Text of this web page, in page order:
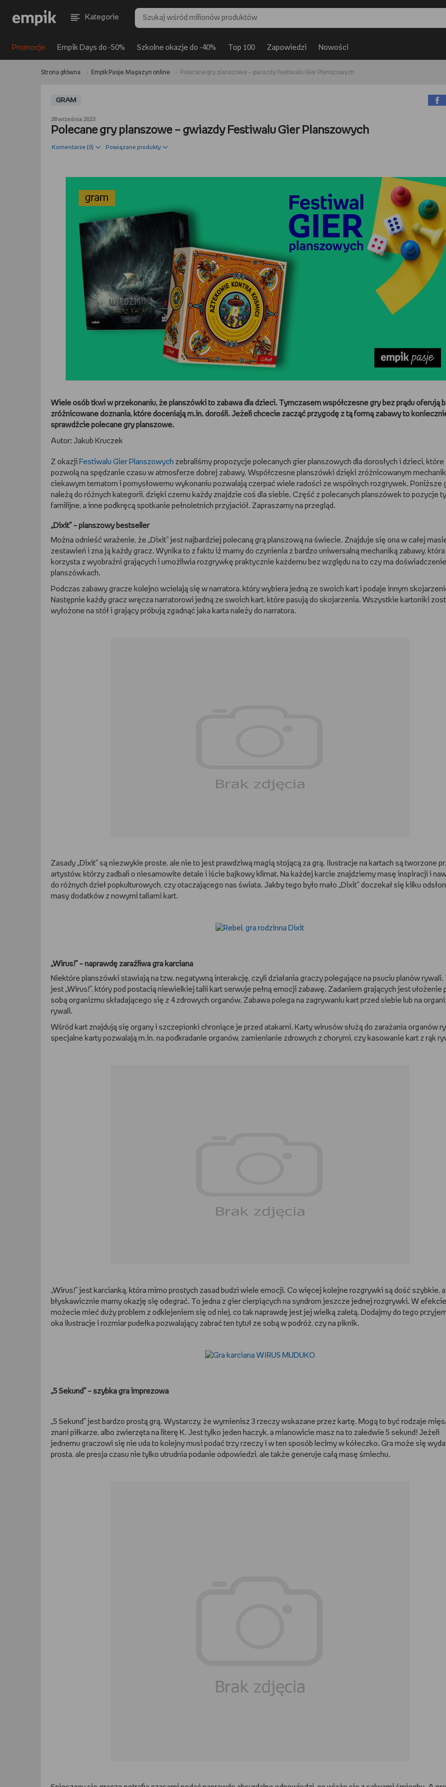
Kategorie
Promocje Empik Days do -50% Szkolne okazje do -40% Top 100 Zapowiedzi Nowości
Strona główna Empik Pasje. Magazyn online Polecane gry planszowe – gwiazdy Festiwalu Gier Planszowych
GRAM
28 września 2023
Polecane gry planszowe – gwiazdy Festiwalu Gier Planszowych
Komentarze (0) Powiązane produkty
Wiele osób tkwi w przekonaniu, że planszówki to zabawa dla dzieci. Tymczasem współczesne gry bez prądu oferują
zróżnicowane doznania, które doceniają m.in. dorośli. Jeżeli chcecie zacząć przygodę z tą formą zabawy to
sprawdźcie polecane gry planszowe.
Autor: Jakub Kruczek
Z okazji Festiwalu Gier Planszowych zebraliśmy propozycje polecanych gier planszowych dla dorosłych i dzieci, które
pozwolą na spędzanie czasu w atmosferze dobrej zabawy. Współczesne planszówki dzięki zróżnicowanym
ciekawym tematom i pomysłowemu wykonaniu pozwalają czerpać wiele radości ze wspólnych rozgrywek. Poniższe
należą do różnych kategorii, dzięki czemu każdy znajdzie coś dla siebie. Część z polecanych planszówek to pozycje
familijne, a inne podkręcą spotkanie pełnoletnich przyjaciół. Zapraszamy na przegląd.
„Dixit” – planszowy bestseller
Można odnieść wrażenie, że „Dixit” jest najbardziej polecaną grą planszową na świecie. Znajduje się ona w całej
zestawień i zna ją każdy gracz. Wynika to z faktu iż mamy do czynienia z bardzo uniwersalną mechaniką zabawy, która
korzysta z wyobraźni grających i umożliwia rozgrywkę praktycznie każdemu bez względu na to czy ma
planszówkach.
Podczas zabawy gracze kolejno wcielają się w narratora, który wybiera jedną ze swoich kart i podaje innym
Następnie każdy gracz wręcza narratorowi jedną ze swoich kart, które pasują do skojarzenia. Wszystkie kartoniki
wyłożone na stół i grający próbują zgadnąć jaka karta należy do narratora.
Zasady „Dixit” są niezwykle proste, ale nie to jest prawdziwą magią stojącą za grą. Ilustracje na kartach są tworzone
artystów, którzy zadbali o niesamowite detale i iście bajkowy klimat. Na każdej karcie znajdziemy masę inspiracji i
do różnych dzieł popkulturowych, czy otaczającego nas świata. Jakby tego było mało „Dixit” doczekał się kilku odsłon
masy dodatków z nowymi taliami kart.
„Wirus!” – naprawdę zaraźliwa gra karciana
Niektóre planszówki stawiają na tzw. negatywną interakcję, czyli działania graczy polegające na psuciu planów rywali.
jest „Wirus!”, który pod postacią niewielkiej talii kart serwuje pełną emocji zabawę. Zadaniem grających jest ułożenie
sobą organizmu składającego się z 4 zdrowych organów. Zabawa polega na zagrywaniu kart przed siebie lub na
rywali.
Wśród kart znajdują się organy i szczepionki chroniące je przed atakami. Karty wirusów służą do zarażania organów
specjalne karty pozwalają m.in. na podkradanie organów, zamienianie zdrowych z chorymi, czy kasowanie kart z rąk
„Wirus!” jest karcianką, która mimo prostych zasad budzi wiele emocji. Co więcej kolejne rozgrywki są dość szybkie,
błyskawicznie mamy okazję się odegrać. To jedna z gier cierpiących na syndrom jeszcze jednej rozgrywki. W efekcie
możecie mieć duży problem z odklejeniem się od niej, co tak naprawdę jest jej wielką zaletą. Dodajmy do tego
oka ilustracje i rozmiar pudełka pozwalający zabrać ten tytuł ze sobą w podróż, czy na piknik.
„5 Sekund” – szybka gra imprezowa
„5 Sekund” jest bardzo prostą grą. Wystarczy, że wymienisz 3 rzeczy wskazane przez kartę. Mogą to być rodzaje
znani piłkarze, albo zwierzęta na literę K. Jest tylko jeden haczyk, a mianowicie masz na to zaledwie 5 sekund! Jeżeli
jednemu graczowi się nie uda to kolejny musi podać trzy rzeczy i w ten sposób lecimy w kółeczko. Gra może się
prosta, ale presja czasu nie tylko utrudnia podanie odpowiedzi, ale także generuje całą masę śmiechu.